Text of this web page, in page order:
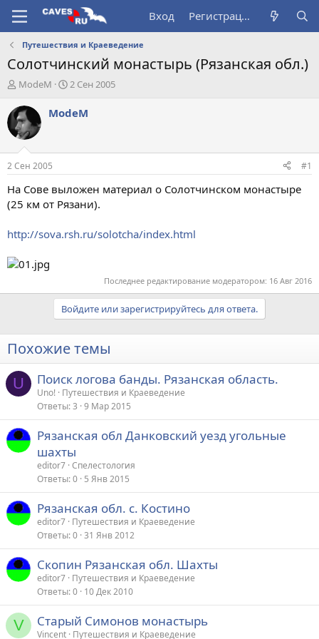
Вход Регистрация
Путешествия и Краеведение
Солотчинский монастырь (Рязанская обл.)
А
т
о
р
т
е
м
ы
ModeM
Д
т
а
л
2 Сен 2005
ModeM
2 Сен 2005 #1
На Сове выложен материал о Солотчинском монастыре
(25 км от Рязани).
http://sova.rsh.ru/solotcha/index.html
Последнее редактирование модератором: 16 Авг 2016
Войдите или зарегистрируйтесь для ответа.
Похожие темы
U Поиск логова банды. Рязанская область.
Uno! Путешествия и Краеведение
Ответы 3 9 Мар 2015
Рязанская обл Данковский уезд угольные
шахты
editor7 Спелестология
Ответы 0 5 Янв 2015
Рязанская обл. с. Костино
editor7 Путешествия и Краеведение
Ответы 0 31 Янв 2012
Скопин Рязанская обл. Шахты
editor7 Путешествия и Краеведение
Ответы 0 10 Дек 2010
V Старый Симонов монастырь
Vincent Путешествия и Краеведение